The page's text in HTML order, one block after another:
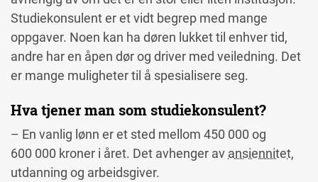
Studiekonsulent er et vidt begrep med mange
oppgaver. Noen kan ha døren lukket til enhver tid,
andre har en åpen dør og driver med veiledning. Det
er mange muligheter til å spesialisere seg.
Hva tjener man som studiekonsulent?
– En vanlig lønn er et sted mellom 450 000 og
600 000 kroner i året. Det avhenger av ansiennitet,
utdanning og arbeidsgiver.